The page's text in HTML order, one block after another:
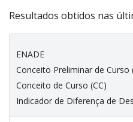
Resultados obtidos nas
ENADE
Conceito Preliminar de Curso
Conceito de Curso (CC)
Indicador de Diferença de